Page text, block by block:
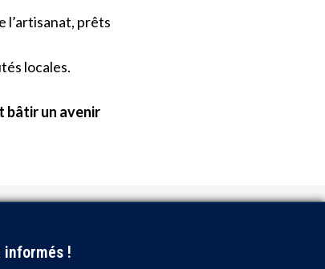
l’artisanat, prêts
locales.
bâtir un avenir
informés !